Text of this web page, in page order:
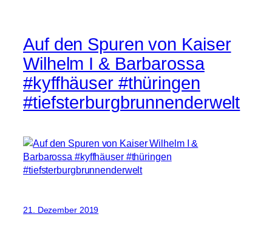
Auf den Spuren von Kaiser
Wilhelm I & Barbarossa
#kyffhäuser #thüringen
#tiefsterburgbrunnenderwelt
21. Dezember 2019